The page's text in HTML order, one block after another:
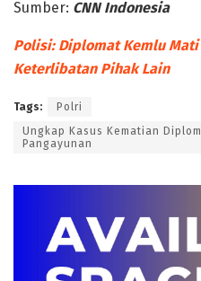
Sumber: CNN Indonesia
Polisi: Diplomat Kemlu Mati
Keterlibatan Pihak Lain
Tags:
Polri
Ungkap Kasus Kematian
Pangayunan